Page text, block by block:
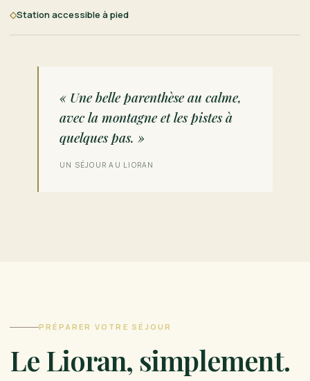
◇Station accessible à pied
« Une belle parenthèse au calme,
avec la montagne et les pistes à
quelques pas. »
UN SÉJOUR AU LIORAN
PRÉPARER VOTRE SÉJOUR
Le Lioran, simplement.